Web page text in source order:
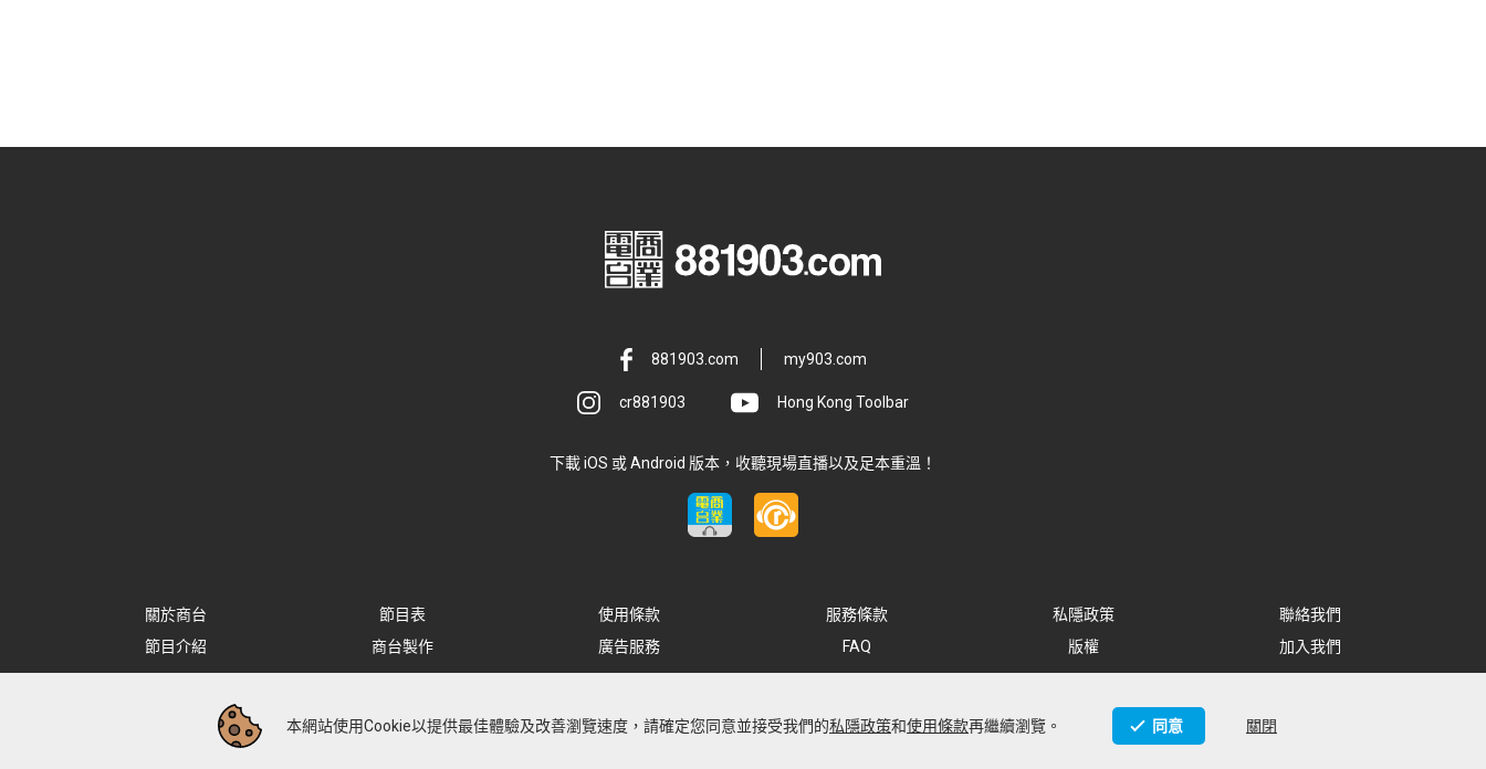
881903.com my903.com
cr881903 Hong Kong Toolbar
下載 iOS 或 Android 版本，收聽現場直播以及足本重溫！
關於商台 節目表 使用條款 服務條款 私隱政策
聯絡我們
節目介紹
商台製作 廣告服務 FAQ 版權 加入我們
本網站使用Cookie以提供最佳體驗及改善瀏覽速度，請確定您同意並接受我們的私隱政策和使用條款再繼續瀏覽。 同意 關閉